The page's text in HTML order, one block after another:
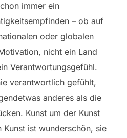
immer ein
– ob auf
oder globalen
nicht ein Land
Verantwortungsgefühl.
verantwortlich gefühlt,
anderes als die
Kunst um der Kunst
ist wunderschön, sie